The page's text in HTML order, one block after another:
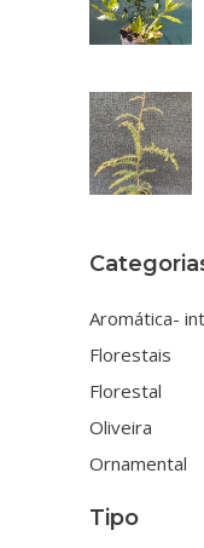
Aromática-
Florestais
Florestal
Oliveira
Ornamental
Tipo